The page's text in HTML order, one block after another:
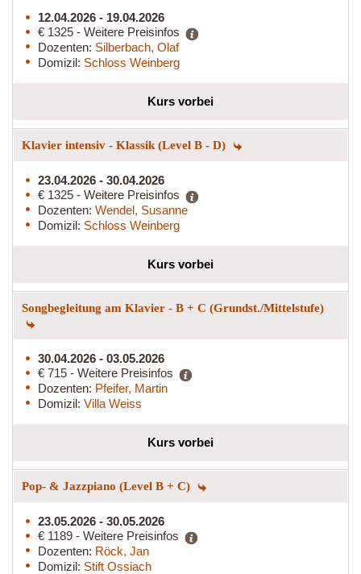
12.04.2026 - 19.04.2026
€ 1325 - Weitere Preisinfos
Dozenten: Silberbach, Olaf
Domizil: Schloss Weinberg
Kurs vorbei
Klavier intensiv - Klassik (Level B - D)
23.04.2026 - 30.04.2026
€ 1325 - Weitere Preisinfos
Dozenten: Wendel, Susanne
Domizil: Schloss Weinberg
Kurs vorbei
Songbegleitung am Klavier - B + C (Grundst./Mittelstufe)
30.04.2026 - 03.05.2026
€ 715 - Weitere Preisinfos
Dozenten: Pfeifer, Martin
Domizil: Villa Weiss
Kurs vorbei
Pop- & Jazzpiano (Level B + C)
23.05.2026 - 30.05.2026
€ 1189 - Weitere Preisinfos
Dozenten: Röck, Jan
Domizil: Stift Ossiach